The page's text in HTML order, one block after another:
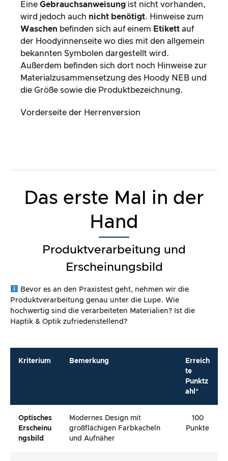
Eine Gebrauchsanweisung ist nicht vorhanden,
wird jedoch auch nicht benötigt. Hinweise zum
Waschen befinden sich auf einem Etikett auf
der Hoodyinnenseite wo dies mit den allgemein
bekannten Symbolen dargestellt wird.
Außerdem befinden sich dort noch Hinweise zur
Materialzusammensetzung des Hoody NEB und
die Größe sowie die Produktbezeichnung.
Vorderseite der Herrenversion
Das erste Mal in der
Hand
Produktverarbeitung und
Erscheinungsbild
Bevor es an den Praxistest geht, nehmen wir die
Produktverarbeitung genau unter die Lupe. Wie
hochwertig sind die verarbeiteten Materialien? Ist die
Haptik & Optik zufriedenstellend?
Kriterium Bemerkung
Erreich
te
Punktz
ahl*
Optisches
Erscheinu
Ngsbild
Modernes Design mit
großflächigen Farbkacheln
und Aufnäher
100
Punkte